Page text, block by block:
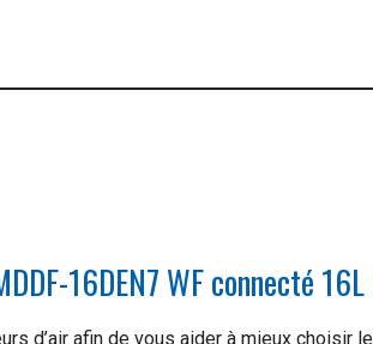
16DEN7 WF connecté 16L
d’air afin de vous aider à mieux choisir